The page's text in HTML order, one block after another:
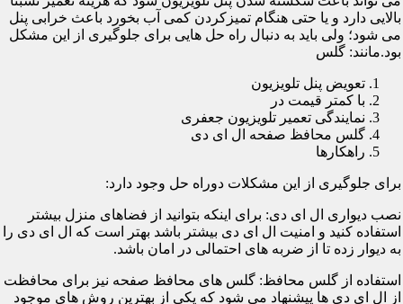
بالایی دارد و یا حتی هنگام تمیزکردن کمی آب بخورد باعث خرابی پنل
می شود؛ ولی باید به دنبال راه حل هایی برای جلوگیری از این مشکل
بود.مانند: گلس
تعویض پنل تلویزیون
با کمتر قیمت در
نمایندگی تعمیر تلویزیون جعفری
گلس محافظ صفحه ال ای دی
راهکارها
برای جلوگیری از این مشکلات دوراه حل وجود دارد:
نصب دیواری ال ای دی: برای اینکه بتوانید از فضاهای منزل بیشتر
استفاده کنید و امنیت ال ای دی بیشتر باشد بهتر است که ال ای دی را
به دیوار زده تا از ضربه های احتمالی در امان باشد.
استفاده از گلس محافظ: گلس های محافظ صفحه نیز برای محافظت
از ال ای دی ها پیشنهاد می شود که یکی از بهترین روش های موجود